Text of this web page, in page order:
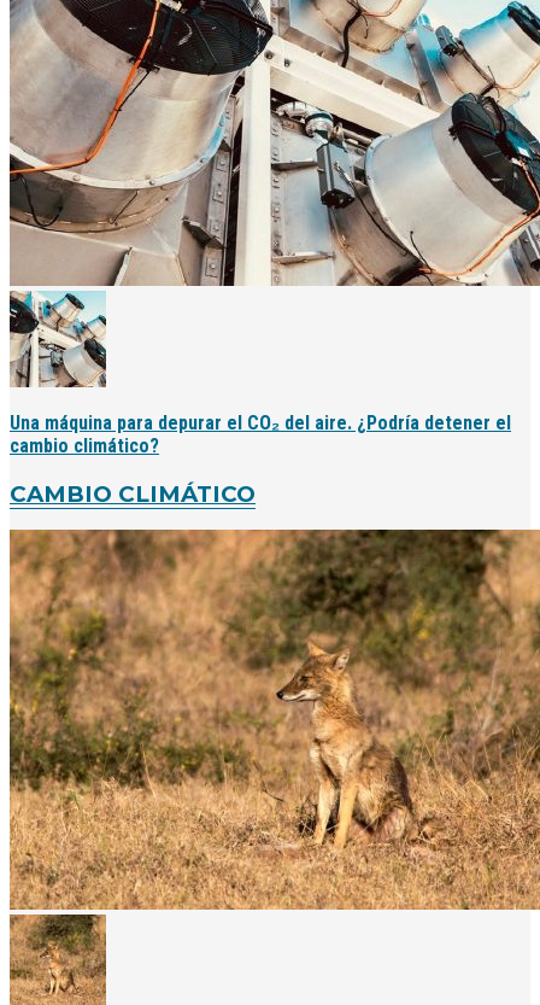
Una máquina para depurar el CO₂ del aire. ¿Podría detener el
cambio climático?
CAMBIO CLIMÁTICO